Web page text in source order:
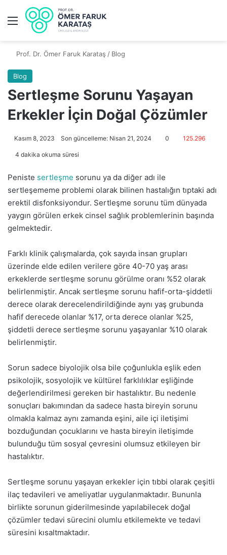
Prof. Dr. Ömer Faruk Karataş / Blog
Blog
Sertleşme Sorunu Yaşayan
Erkekler İçin Doğal Çözümler
Kasım 8, 2023 Son güncelleme: Nisan 21, 2024 0 125.296
4 dakika okuma süresi
Peniste sertleşme sorunu ya da diğer adı ile
sertleşememe problemi olarak bilinen hastalığın tıptaki adı
erektil disfonksiyondur. Sertleşme sorunu tüm dünyada
yaygın görülen erkek cinsel sağlık problemlerinin başında
gelmektedir.
Farklı klinik çalışmalarda, çok sayıda insan grupları
üzerinde elde edilen verilere göre 40-70 yaş arası
erkeklerde sertleşme sorunu görülme oranı %52 olarak
belirlenmiştir. Ancak sertleşme sorunu hafif-orta-şiddetli
derece olarak derecelendirildiğinde aynı yaş grubunda
hafif derecede olanlar %17, orta derece olanlar %25,
şiddetli derece sertleşme sorunu yaşayanlar %10 olarak
belirlenmiştir.
Sorun sadece biyolojik olsa bile çoğunlukla eşlik eden
psikolojik, sosyolojik ve kültürel farklılıklar eşliğinde
değerlendirilmesi gereken bir hastalıktır. Bu nedenle
sonuçları bakımından da sadece hasta bireyin sorunu
olmakla kalmaz aynı zamanda eşini, aile içi iletişimi
bozduğundan çocuklarını ve hasta bireyin iletişimde
bulunduğu tüm sosyal çevresini olumsuz etkileyen bir
hastalıktır.
Sertleşme sorunu yaşayan erkekler için tıbbi olarak çeşitli
ilaç tedavileri ve ameliyatlar uygulanmaktadır. Bununla
birlikte sorunun giderilmesinde yapılabilecek doğal
çözümler tedavi sürecini olumlu etkilemekte ve tedavi
süresini kısaltmaktadır.